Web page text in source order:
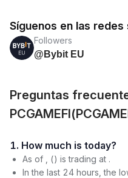
Síguenos en las redes
Followers
@Bybit EU
Preguntas
1. How much is today?
As of , () is trading at .
In the last 24 hours, the